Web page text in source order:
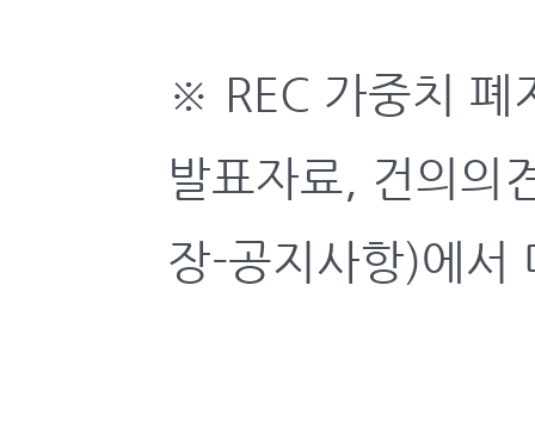
※ REC 가중치 폐
발표자료, 건의의
장-공지사항)에서